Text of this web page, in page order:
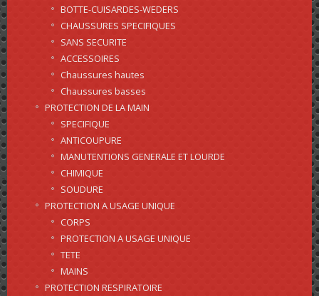
BOTTE-CUISARDES-WEDERS
CHAUSSURES SPECIFIQUES
SANS SECURITE
ACCESSOIRES
Chaussures hautes
Chaussures basses
PROTECTION DE LA MAIN
SPECIFIQUE
ANTICOUPURE
MANUTENTIONS GENERALE ET LOURDE
CHIMIQUE
SOUDURE
PROTECTION A USAGE UNIQUE
CORPS
PROTECTION A USAGE UNIQUE
TETE
MAINS
PROTECTION RESPIRATOIRE